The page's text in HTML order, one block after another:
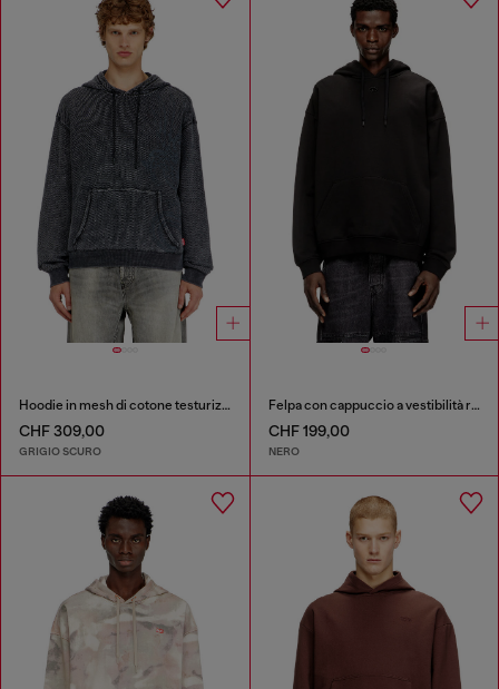
Hoodie in mesh di cotone testurizzato
CHF 309,00
GRIGIO SCURO
Felpa con cappuccio a vestibilità rilassata e tasca a marsupio
CHF 199,00
NERO